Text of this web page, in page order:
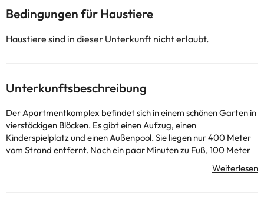
Bedingungen für Haustiere
Haustiere sind in dieser Unterkunft nicht erlaubt.
Unterkunftsbeschreibung
Der Apartmentkomplex befindet sich in einem schönen Garten in
vierstöckigen Blöcken. Es gibt einen Aufzug, einen
Kinderspielplatz und einen Außenpool. Sie liegen nur 400 Meter
vom Strand entfernt. Nach ein paar Minuten zu Fuß, 100 Meter
oder mehr, finden Sie Restaurants, einen Supermarkt und
Nachtclubs. Das Stadtzentrum ist einen Kilometer entfernt.